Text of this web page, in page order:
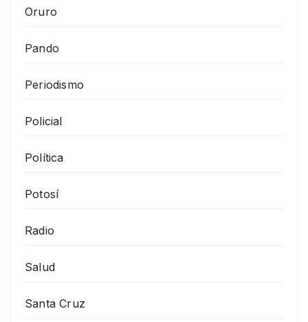
Oruro
Pando
Periodismo
Policial
Política
Potosí
Radio
Salud
Santa Cruz